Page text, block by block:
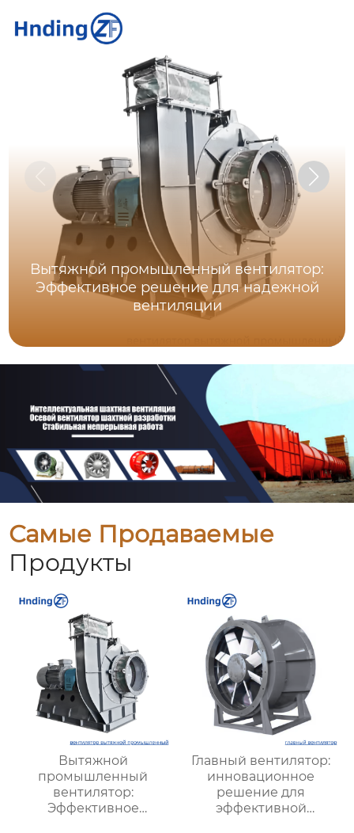
Вытяжной промышленный вентилятор:
Эффективное решение для надежной
вентиляции
Самые Продаваемые
Продукты
Вытяжной
промышленный
вентилятор:
Эффективное
Главный вентилятор:
инновационное
решение для
эффективной